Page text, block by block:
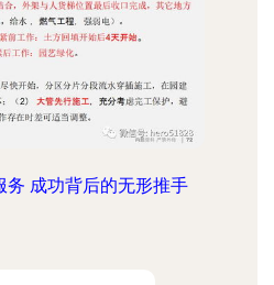
务 成功背后的无形推手